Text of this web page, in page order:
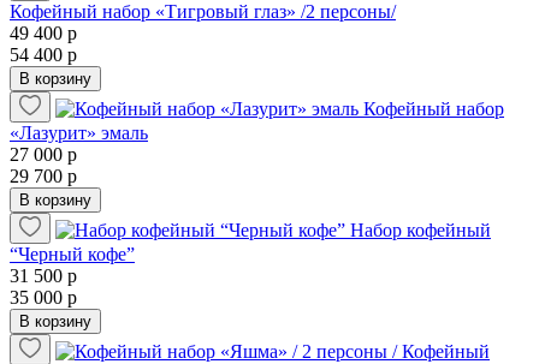
Кофейный набор «Тигровый глаз» /2 персоны/
49 400 р
54 400 р
В корзину
Кофейный набор
«Лазурит» эмаль
27 000 р
29 700 р
В корзину
Набор кофейный
“Черный кофе”
31 500 р
35 000 р
В корзину
Кофейный